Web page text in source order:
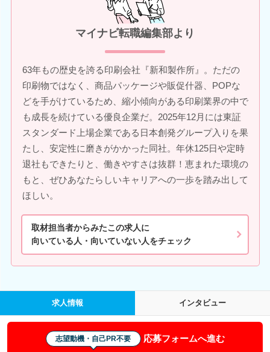
マイナビ転職編集部より
63年もの歴史を誇る印刷会社『新和製作所』。ただの
印刷物ではなく、商品パッケージや販促什器、POPな
どを手がけているため、縮小傾向がある印刷業界の中で
も成長を続けている優良企業だ。2025年12月には東証
スタンダード上場企業である日本創発グループ入りを果
たし、安定性に磨きがかかった同社。年休125日や定時
退社もできたりと、働きやすさは抜群！恵まれた環境の
もと、ぜひあなたらしいキャリアへの一歩を踏み出して
ほしい。
取材担当者からみたこの求人に
向いている人・向いていない人をチェック
求人情報 インタビュー
志望動機・自己PR不要 応募フォームへ進む